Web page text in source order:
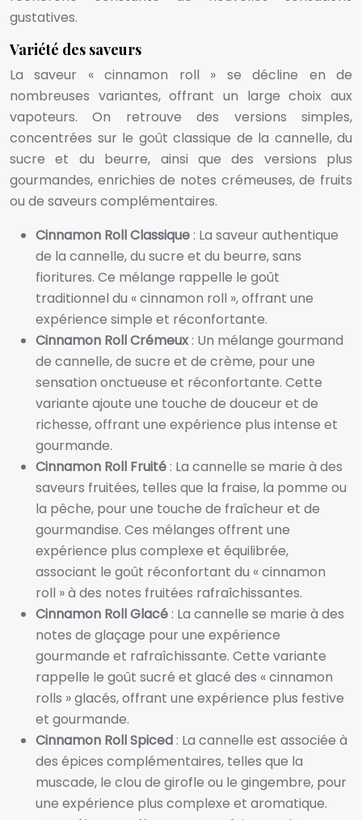
gustatives.
Variété des saveurs
La saveur « cinnamon roll » se décline en de
nombreuses variantes, offrant un large choix aux
vapoteurs. On retrouve des versions simples,
concentrées sur le goût classique de la cannelle, du
sucre et du beurre, ainsi que des versions plus
gourmandes, enrichies de notes crémeuses, de fruits
ou de saveurs complémentaires.
Cinnamon Roll Classique : La saveur authentique
de la cannelle, du sucre et du beurre, sans
fioritures. Ce mélange rappelle le goût
traditionnel du « cinnamon roll », offrant une
expérience simple et réconfortante.
Cinnamon Roll Crémeux : Un mélange gourmand
de cannelle, de sucre et de crème, pour une
sensation onctueuse et réconfortante. Cette
variante ajoute une touche de douceur et de
richesse, offrant une expérience plus intense et
gourmande.
Cinnamon Roll Fruité : La cannelle se marie à des
saveurs fruitées, telles que la fraise, la pomme ou
la pêche, pour une touche de fraîcheur et de
gourmandise. Ces mélanges offrent une
expérience plus complexe et équilibrée,
associant le goût réconfortant du « cinnamon
roll » à des notes fruitées rafraîchissantes.
Cinnamon Roll Glacé : La cannelle se marie à des
notes de glaçage pour une expérience
gourmande et rafraîchissante. Cette variante
rappelle le goût sucré et glacé des « cinnamon
rolls » glacés, offrant une expérience plus festive
et gourmande.
Cinnamon Roll Spiced : La cannelle est associée à
des épices complémentaires, telles que la
muscade, le clou de girofle ou le gingembre, pour
une expérience plus complexe et aromatique.